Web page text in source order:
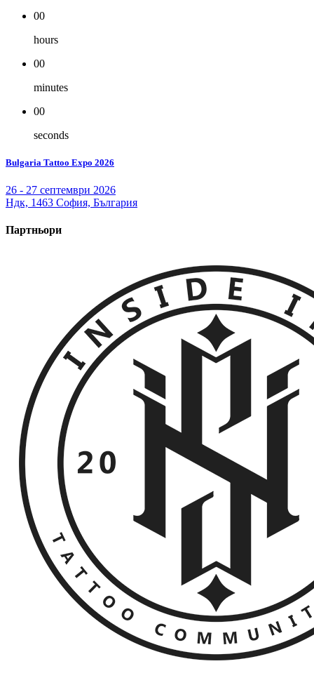
00
hours
00
minutes
00
seconds
Bulgaria Tattoo Expo 2026
26 - 27 септември 2026
Ндк, 1463 София, България
Партньори